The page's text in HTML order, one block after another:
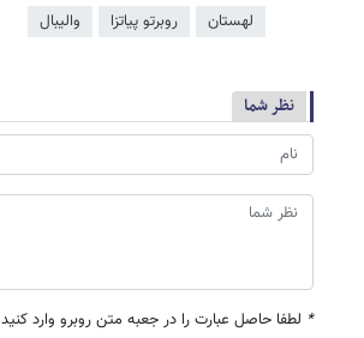
لهستان روبرتو پیاتزا والیبال
نظر شما
* لطفا حاصل عبارت را در جعبه متن روبرو وارد کنید